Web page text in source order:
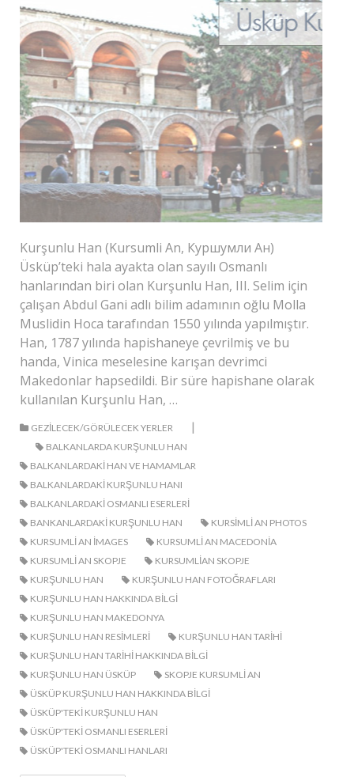
Kurşunlu Han (Kursumli An, Куршумли Ан)
Üsküp’teki hala ayakta olan sayılı Osmanlı
hanlarından biri olan Kurşunlu Han, III. Selim için
çalışan Abdul Gani adlı bilim adamının oğlu Molla
Muslidin Hoca tarafından 1550 yılında yapılmıştır.
Han, 1787 yılında hapishaneye çevrilmiş ve bu
handa, Vinica meselesine karışan devrimci
Makedonlar hapsedildi. Bir süre hapishane olarak
kullanılan Kurşunlu Han, …
GEZILECEK/GÖRÜLECEK YERLER |
BALKANLARDA KURŞUNLU HAN
BALKANLARDAKI HAN VE HAMAMLAR
BALKANLARDAKI KURŞUNLU HANI
BALKANLARDAKI OSMANLI ESERLERI
BANKANLARDAKI KURŞUNLU HAN
KURSIMLI AN PHOTOS
KURSUMLI AN IMAGES
KURSUMLI AN MACEDONIA
KURSUMLI AN SKOPJE
KURSUMLIAN SKOPJE
KURŞUNLU HAN
KURŞUNLU HAN FOTOĞRAFLARI
KURŞUNLU HAN HAKKINDA BILGI
KURŞUNLU HAN MAKEDONYA
KURŞUNLU HAN RESIMLERI
KURŞUNLU HAN TARIHI
KURŞUNLU HAN TARIHI HAKKINDA BILGI
KURŞUNLU HAN ÜSKÜP
SKOPJE KURSUMLI AN
ÜSKÜP KURŞUNLU HAN HAKKINDA BILGI
ÜSKÜP'TEKI KURŞUNLU HAN
ÜSKÜP'TEKI OSMANLI ESERLERI
ÜSKÜP'TEKI OSMANLI HANLARI